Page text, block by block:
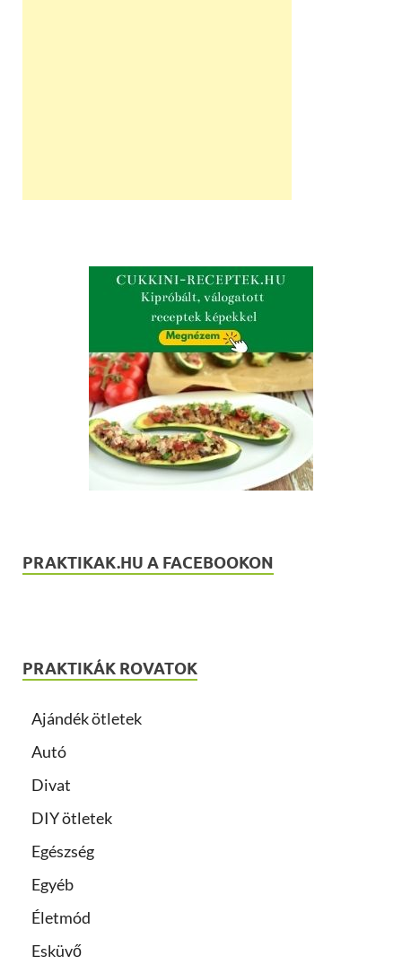
PRAKTIKAK.HU A FACEBOOKON
PRAKTIKÁK ROVATOK
Ajándék ötletek
Autó
Divat
DIY ötletek
Egészség
Egyéb
Életmód
Esküvő